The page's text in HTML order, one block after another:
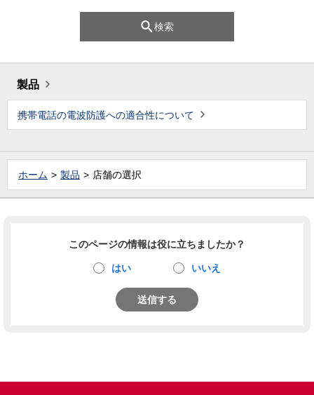
検索
製品
携帯電話の電波防護への適合性について
ホーム 製品 店舗の選択
このページの情報は役に立ちましたか？
はい いいえ
送信する